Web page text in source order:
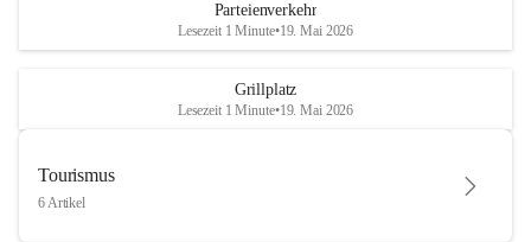
Gerade in Zeiten des Klimawandels ist jede technologische Innovation
wichtig!
Parteienverkehr
Lesezeit 1 Minute•19. Mai 2026
Grillplatz
Lesezeit 1 Minute•19. Mai 2026
Tourismus
6 Artikel